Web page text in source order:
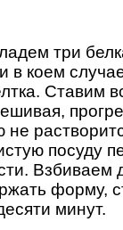
три
в коем
Ставим
не
посуду
Взбиваем
форму,
минут.